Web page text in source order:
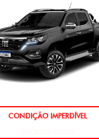
OPORTUNIDADE